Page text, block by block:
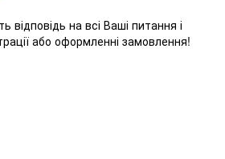
на всі Ваші питання і
або оформленні замовлення!